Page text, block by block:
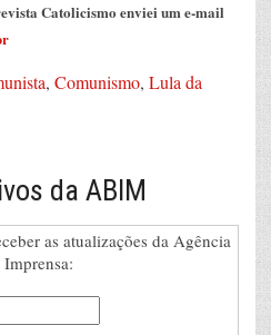
Catolicismo enviei um e-mail
, Comunismo, Lula da
da ABIM
as atualizações da Agência